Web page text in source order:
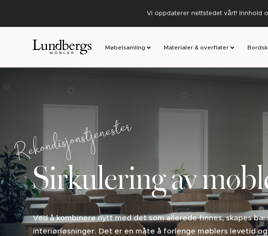
Vi oppdaterer nettstedet vårt! Innhold
Møbelsamling Materialer & overflater
Rekondisjonstjenester
Sirkulering av
Ved å kombinere nytt med det som allerede finnes, skapes
interiørløsninger. Det er en måte å forlenge møblers levetid